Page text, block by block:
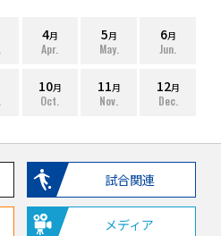
4月
Apr.
5月
May.
6月
Jun.
10月
Oct.
11月
Nov.
12月
Dec.
試合関連
メディア